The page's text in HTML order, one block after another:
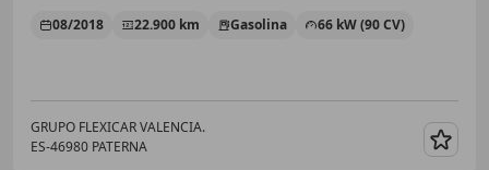
08/2018 22.900 km Gasolina 66 kW (90 CV)
GRUPO FLEXICAR VALENCIA.
ES-46980 PATERNA